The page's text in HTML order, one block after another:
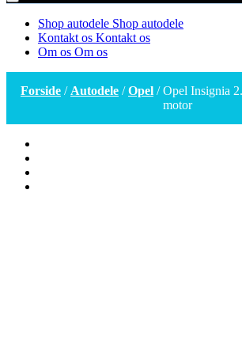
Shop autodele Shop autodele
Kontakt os Kontakt os
Om os Om os
Forside / Autodele /Opel / Opel Insignia
motor